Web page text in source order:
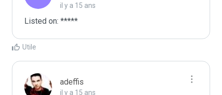
il y a 15 ans
Listed on: *****
Utile
adeffis
il y a 15 ans